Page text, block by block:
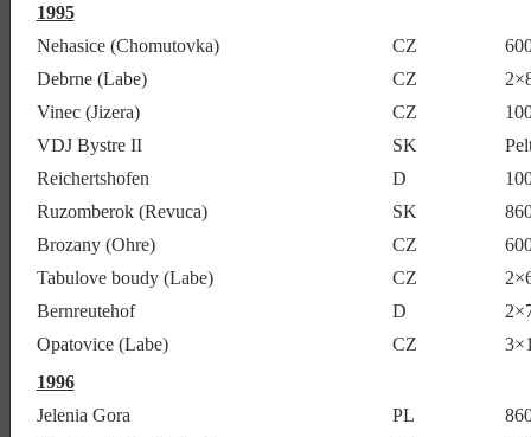
1995
Nehasice (Chomutovka)
CZ
Debrne (Labe)
CZ
Vinec (Jizera)
CZ
VDJ Bystre II
SK
Reichertshofen
D
Ruzomberok (Revuca)
SK
Brozany (Ohre)
CZ
Tabulove boudy (Labe)
CZ
Bernreutehof
D
Opatovice (Labe)
CZ
1996
Jelenia Gora
PL